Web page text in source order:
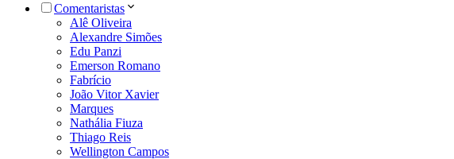
Comentaristas
Alê Oliveira
Alexandre Simões
Edu Panzi
Emerson Romano
Fabrício
João Vitor Xavier
Marques
Nathália Fiuza
Thiago Reis
Wellington Campos